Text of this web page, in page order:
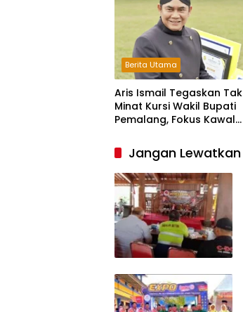
Berita Utama
Aris Ismail Tegaskan Tak
Minat Kursi Wakil Bupati
Pemalang, Fokus Kawal
Jangan Lewatkan